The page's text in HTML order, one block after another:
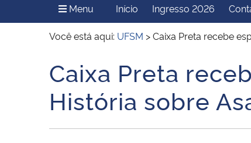
Ministério do Meio Ambiente Ministério do Turismo
Secretaria de Governo
Gabinete de Segurança
Institucional
Menu Menu Principal do Sítio
Início Ingresso 2026
Você está aqui: UFSM >Caixa Preta recebe
Início do conteúdo
Caixa Preta
História sobre